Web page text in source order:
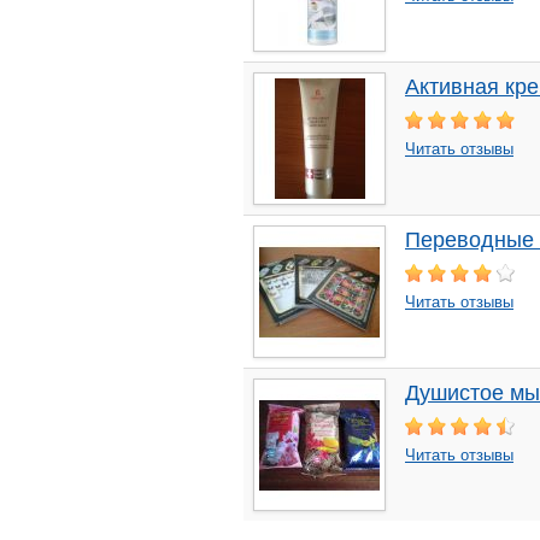
Активная
Читать отзывы
Переводные
Читать отзывы
Душистое
Читать отзывы